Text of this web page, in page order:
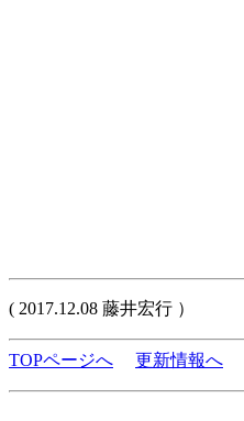
( 2017.12.08 藤井宏行 ）
TOPページへ 更新情報へ